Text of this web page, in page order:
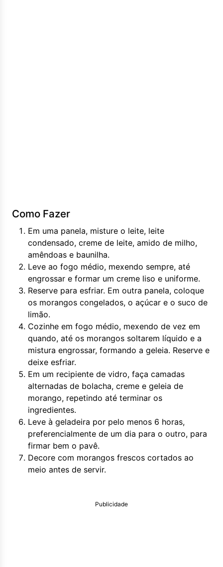
Como Fazer
Em uma panela, misture o leite, leite
condensado, creme de leite, amido de milho,
amêndoas e baunilha.
Leve ao fogo médio, mexendo sempre, até
engrossar e formar um creme liso e uniforme.
Reserve para esfriar. Em outra panela, coloque
os morangos congelados, o açúcar e o suco de
limão.
Cozinhe em fogo médio, mexendo de vez em
quando, até os morangos soltarem líquido e a
mistura engrossar, formando a geleia. Reserve e
deixe esfriar.
Em um recipiente de vidro, faça camadas
alternadas de bolacha, creme e geleia de
morango, repetindo até terminar os
ingredientes.
Leve à geladeira por pelo menos 6 horas,
preferencialmente de um dia para o outro, para
firmar bem o pavê.
Decore com morangos frescos cortados ao
meio antes de servir.
Publicidade